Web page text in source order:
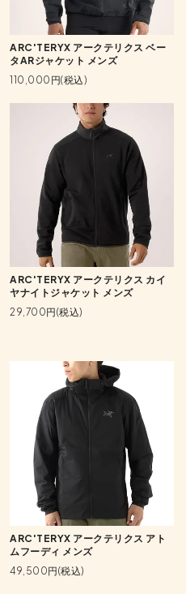
ARC'TERYX アークテリクス ベー
タARジャケット メンズ
110,000円(税込)
ARC'TERYX アークテリクス カイ
ヤナイトジャケット メンズ
29,700円(税込)
ARC'TERYX アークテリクス アト
ムフーディ メンズ
49,500円(税込)